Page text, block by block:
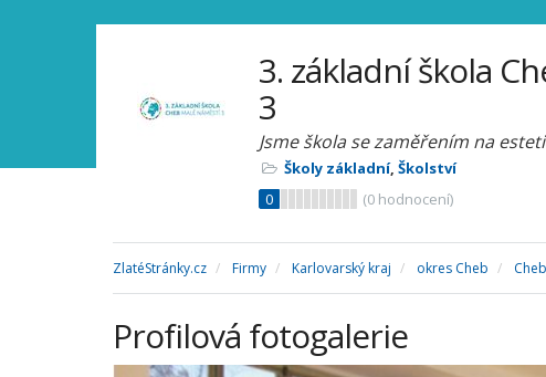
3. základní škola
3
Jsme škola se zaměřením na
Školy základní, Školství
0
(0 hodnocení)
ZlatéStránky.cz Firmy Karlovarský kraj okres Cheb Cheb
Profilová fotogalerie